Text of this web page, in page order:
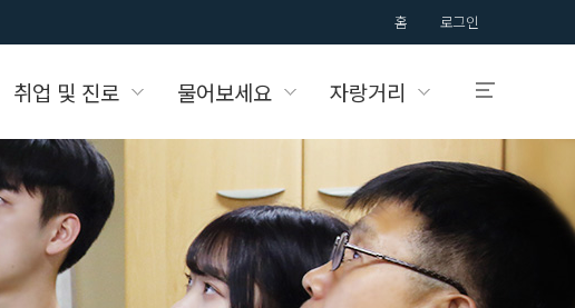
홈 로그인
취업 및 진로 물어보세요 자랑거리
입학안내
국제대학교의